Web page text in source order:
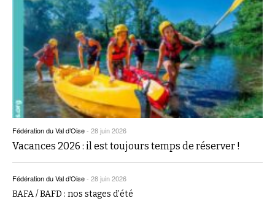
Fédération du Val d’Oise- 28 juin 2026
Vacances 2026 : il est toujours temps de réserver !
Fédération du Val d’Oise- 28 juin 2026
BAFA / BAFD : nos stages d’été